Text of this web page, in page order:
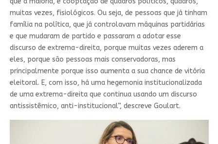
muitas vezes, fisiológicos. Ou seja, de pessoas que já tinham
família na política, que já controlavam máquinas partidárias
e que mudaram de partido e passaram a adotar esse
discurso de extrema-direita, porque muitas vezes aderem a
eles, porque são pessoas mais conservadoras, mas
principalmente porque isso aumenta a sua chance de vitória
eleitoral. E, com isso, há uma hegemonia institucionalizada
de uma extrema-direita que continua usando um discurso
antissistêmico, anti-institucional”, descreve Goulart.